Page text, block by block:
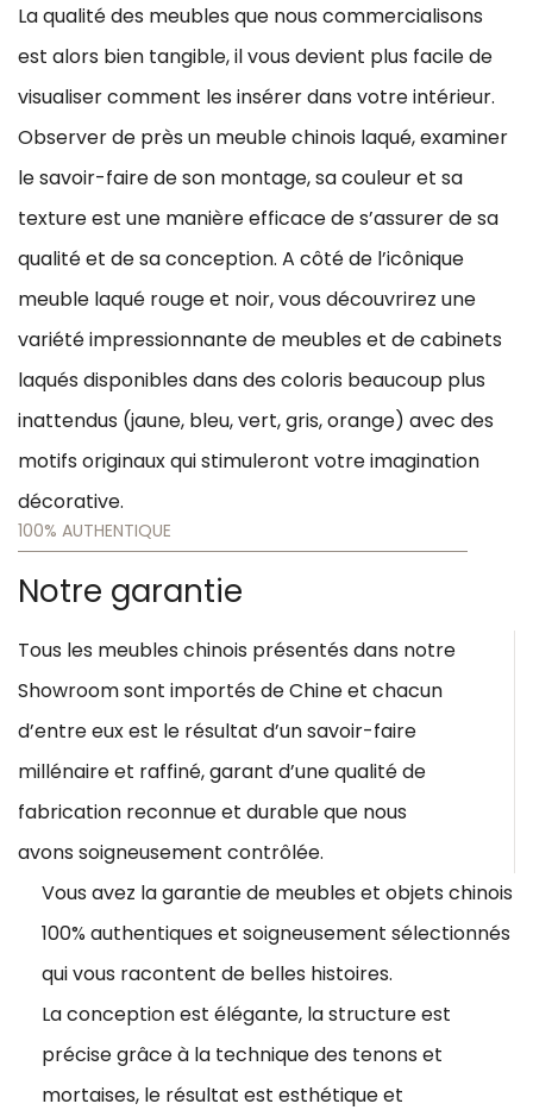
La qualité des meubles que nous commercialisons
est alors bien tangible, il vous devient plus facile de
visualiser comment les insérer dans votre intérieur.
Observer de près un meuble chinois laqué, examiner
le savoir-faire de son montage, sa couleur et sa
texture est une manière efficace de s’assurer de sa
qualité et de sa conception. A côté de l’icônique
meuble laqué rouge et noir, vous découvrirez une
variété impressionnante de meubles et de cabinets
laqués disponibles dans des coloris beaucoup plus
inattendus (jaune, bleu, vert, gris, orange) avec des
motifs originaux qui stimuleront votre imagination
décorative.
100% AUTHENTIQUE
Notre garantie
Tous les meubles chinois présentés dans notre
Showroom sont importés de Chine et chacun
d’entre eux est le résultat d’un savoir-faire
millénaire et raffiné, garant d’une qualité de
fabrication reconnue et durable que nous
avons soigneusement contrôlée.
Vous avez la garantie de meubles et objets chinois
100% authentiques et soigneusement sélectionnés
qui vous racontent de belles histoires.
La conception est élégante, la structure est
précise grâce à la technique des tenons et
mortaises, le résultat est esthétique et